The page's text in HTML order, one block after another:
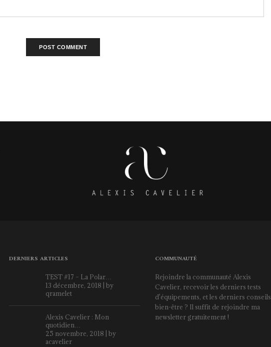
DERNIERS ARTICLES
TEST #17 – La Polar…
13 décembre, 2018 | by
qramelet
Alexis Cavelier : Mon
quotidien…
25 novembre, 2018 | by
acavelier
COMMUNAUTÉ
Rejoindre la communauté Alexis
Cavelier, recevoir les derniers tests
d'équipements, et les derniers conseils
bien-être ? Il suffit de rejoindre ma
newsletter gratuitement !